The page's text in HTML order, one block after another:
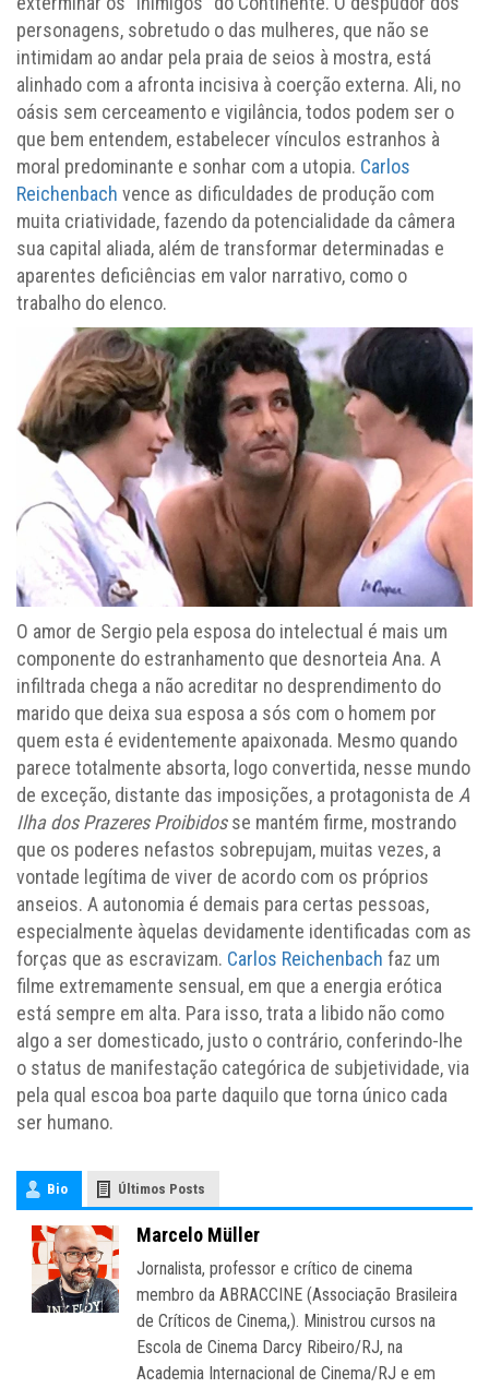
personagens, sobretudo o das mulheres, que não se
intimidam ao andar pela praia de seios à mostra, está
alinhado com a afronta incisiva à coerção externa. Ali, no
oásis sem cerceamento e vigilância, todos podem ser o
que bem entendem, estabelecer vínculos estranhos à
moral predominante e sonhar com a utopia. Carlos
Reichenbach vence as dificuldades de produção com
muita criatividade, fazendo da potencialidade da câmera
sua capital aliada, além de transformar determinadas e
aparentes deficiências em valor narrativo, como o
trabalho do elenco.
O amor de Sergio pela esposa do intelectual é mais um
componente do estranhamento que desnorteia Ana. A
infiltrada chega a não acreditar no desprendimento do
marido que deixa sua esposa a sós com o homem por
quem esta é evidentemente apaixonada. Mesmo quando
parece totalmente absorta, logo convertida, nesse mundo
de exceção, distante das imposições, a protagonista de A
Ilha dos Prazeres Proibidosse mantém firme, mostrando
que os poderes nefastos sobrepujam, muitas vezes, a
vontade legítima de viver de acordo com os próprios
anseios. A autonomia é demais para certas pessoas,
especialmente àquelas devidamente identificadas com as
forças que as escravizam. Carlos Reichenbach faz um
filme extremamente sensual, em que a energia erótica
está sempre em alta. Para isso, trata a libido não como
algo a ser domesticado, justo o contrário, conferindo-lhe
o status de manifestação categórica de subjetividade, via
pela qual escoa boa parte daquilo que torna único cada
ser humano.
Bio Últimos Posts
Marcelo Müller
Jornalista, professor e crítico de cinema
membro da ABRACCINE (Associação Brasileira
de Críticos de Cinema,). Ministrou cursos na
Escola de Cinema Darcy Ribeiro/RJ, na
Academia Internacional de Cinema/RJ e em